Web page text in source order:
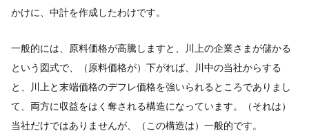
かけに、中計を作成したわけです。
一般的には、原料価格が高騰しますと、川上の企業さまが儲かる
という図式で、（原料価格が）下がれば、川中の当社からする
と、川上と末端価格のデフレ価格を強いられるところでありまし
て、両方に収益をはく奪される構造になっています。（それは）
当社だけではありませんが、（この構造は）一般的です。